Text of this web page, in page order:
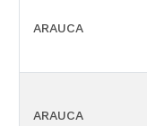
ARAUCA
ARAUCA